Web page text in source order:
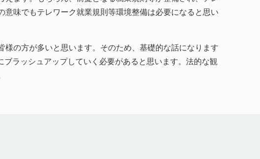
味でもテレワーク就業規則等環境整備は必要になると思い
の方が多いと思います。そのため、基礎的な話になります
ラッシュアップしていく必要があると思います。法的な観